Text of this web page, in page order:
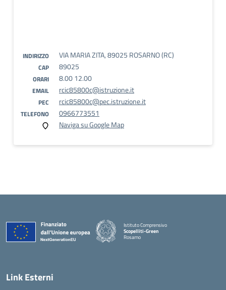
INDIRIZZO VIA MARIA ZITA, 89025 ROSARNO (RC)
CAP 89025
ORARI 8.00 12.00
EMAIL rcic85800c@istruzione.it
PEC rcic85800c@pec.istruzione.it
TELEFONO
0966773551
Naviga su Google Map
Istituto Comprensivo
Scopelliti-Green
Rosarno
Link Esterni